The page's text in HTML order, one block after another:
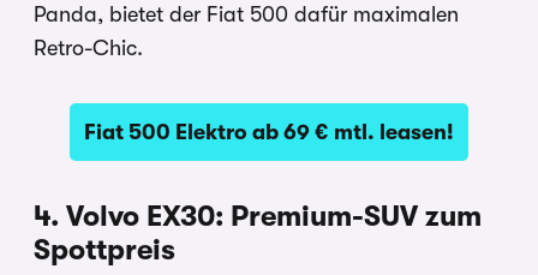
Panda, bietet der Fiat 500 dafür maximalen
Retro-Chic.
Fiat 500 Elektro ab 69 € mtl. leasen!
4. Volvo EX30: Premium-SUV zum
Spottpreis